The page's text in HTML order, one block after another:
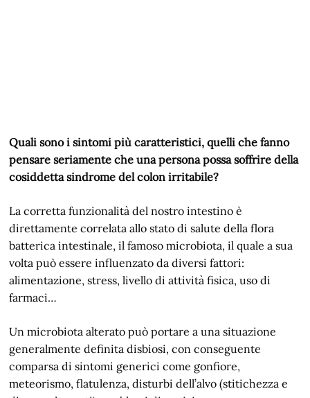
Quali sono i sintomi più caratteristici, quelli che fanno
pensare seriamente che una persona possa soffrire della
cosiddetta sindrome del colon irritabile?
La corretta funzionalità del nostro intestino è
direttamente correlata allo stato di salute della flora
batterica intestinale, il famoso microbiota, il quale a sua
volta può essere influenzato da diversi fattori:
alimentazione, stress, livello di attività fisica, uso di
farmaci…
Un microbiota alterato può portare a una situazione
generalmente definita disbiosi, con conseguente
comparsa di sintomi generici come gonfiore,
meteorismo, flatulenza, disturbi dell’alvo (stitichezza e